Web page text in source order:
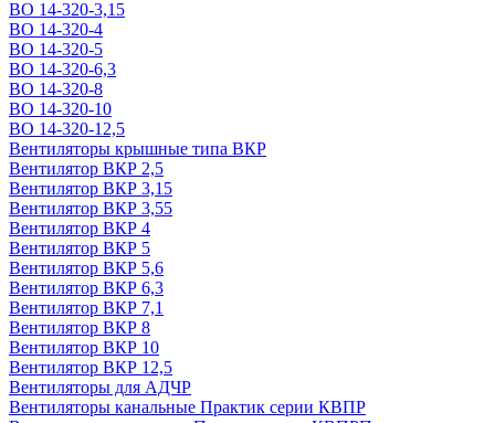
ВО 14-320-3,15
ВО 14-320-4
ВО 14-320-5
ВО 14-320-6,3
ВО 14-320-8
ВО 14-320-10
ВО 14-320-12,5
Вентиляторы крышные типа ВКР
Вентилятор ВКР 2,5
Вентилятор ВКР 3,15
Вентилятор ВКР 3,55
Вентилятор ВКР 4
Вентилятор ВКР 5
Вентилятор ВКР 5,6
Вентилятор ВКР 6,3
Вентилятор ВКР 7,1
Вентилятор ВКР 8
Вентилятор ВКР 10
Вентилятор ВКР 12,5
Вентиляторы для АДЧР
Вентиляторы канальные Практик серии КВПР